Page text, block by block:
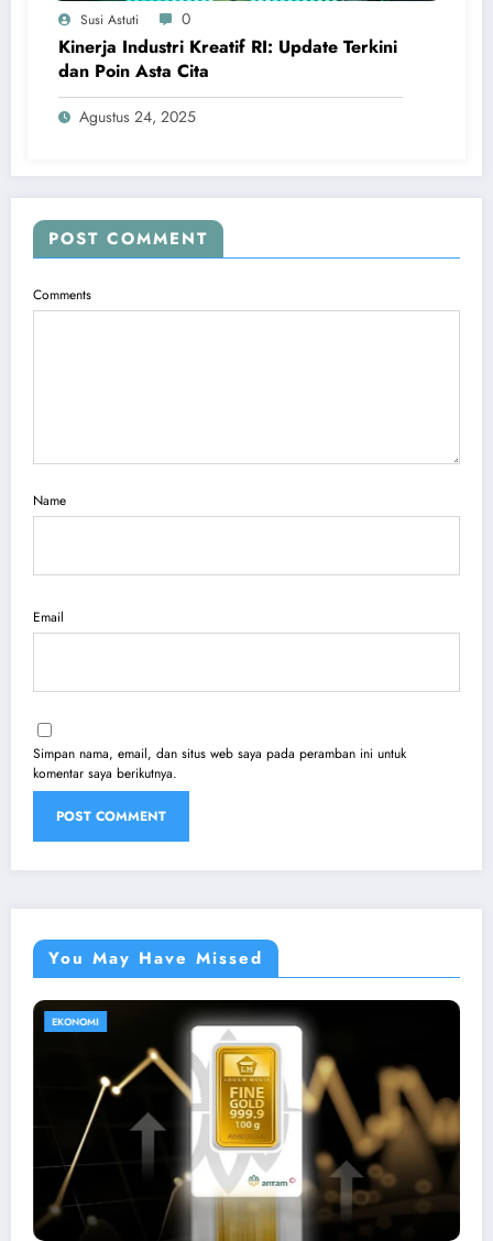
Susi Astuti 0
Kinerja Industri Kreatif RI: Update Terkini
dan Poin Asta Cita
Agustus 24, 2025
POST COMMENT
Comments
Name
Email
Simpan nama, email, dan situs web saya pada peramban ini untuk
komentar saya berikutnya.
You May Have Missed